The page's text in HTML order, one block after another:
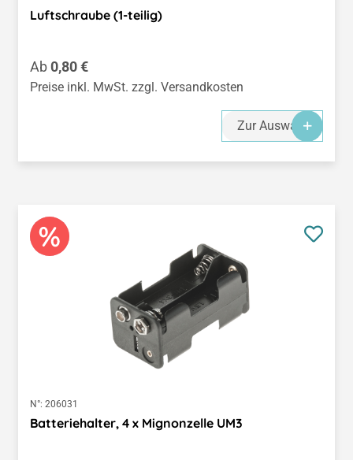
Luftschraube (1-teilig)
Regulärer Preis:
Ab0,80 €
Preise inkl. MwSt. zzgl. Versandkosten
Zur Auswahl
N°: 206031
Batteriehalter, 4 x Mignonzelle UM3